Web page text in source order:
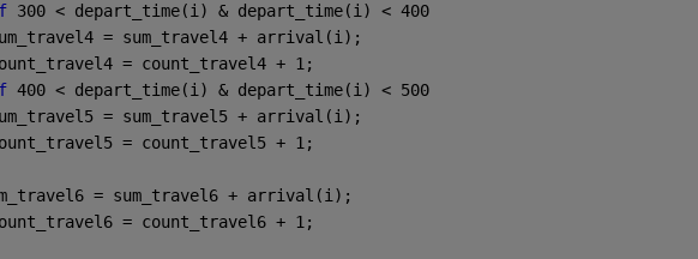
300 < depart_time(i) & depart_time(i) < 400
= sum_travel4 + arrival(i);
= count_travel4 + 1;
400 < depart_time(i) & depart_time(i) < 500
= sum_travel5 + arrival(i);
= count_travel5 + 1;
= sum_travel6 + arrival(i);
= count_travel6 + 1;